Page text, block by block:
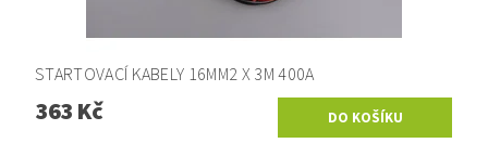
STARTOVACÍ KABELY 16MM2 X 3M 400A
363 Kč